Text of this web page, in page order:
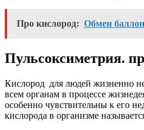
Про кислород: Обмен
Пульсоксиметрия.
Кислород для людей жизненно
всем органам в процессе
особенно чувствительны к его
кислорода в организме